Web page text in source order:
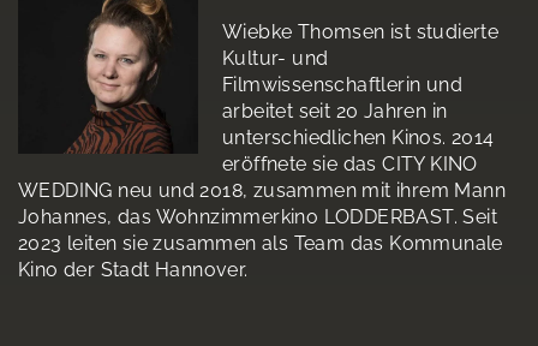
Wiebke Thomsen ist studierte
Kultur- und
Filmwissenschaftlerin und
arbeitet seit 20 Jahren in
unterschiedlichen Kinos. 2014
eröffnete sie das CITY KINO
WEDDING neu und 2018, zusammen mit ihrem Mann
Johannes, das Wohnzimmerkino LODDERBAST. Seit
2023 leiten sie zusammen als Team das Kommunale
Kino der Stadt Hannover.